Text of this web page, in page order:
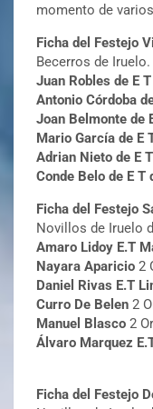
momento de
Ficha del Festejo
Becerros de Iruelo.
Juan Robles de E
Antonio Córdoba
Joan Belmonte de
Mario García de E
Adrian Nieto de E
Conde Belo de E T
Ficha del Festejo
Novillos de Iruelo
Amaro Lidoy E.T
Nayara Aparicio 2
Daniel Rivas E.T
Curro De Belen 2
Manuel Blasco 2
Álvaro Marquez
Ficha del Festejo